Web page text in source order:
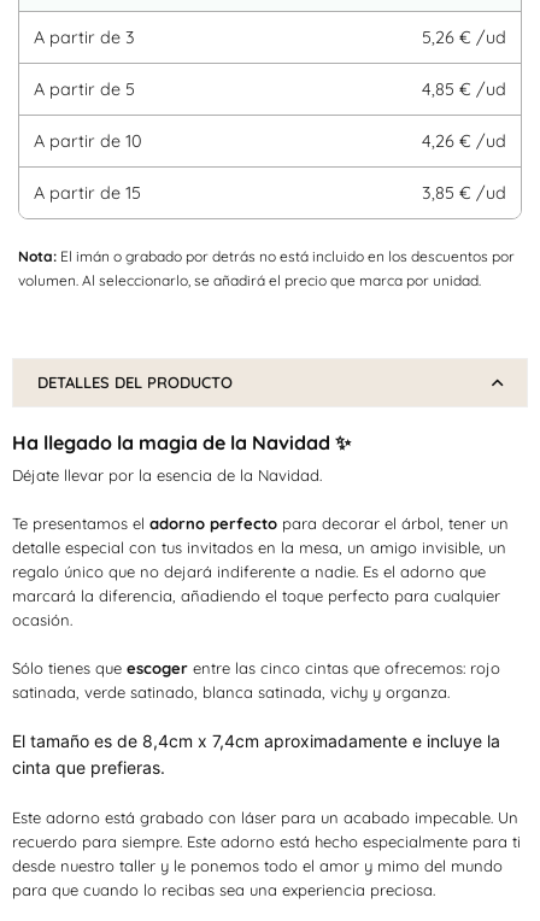
Navidad
-
Reno
Navidad
Reno
A partir de 3 5,26 € /ud
A partir de 5 4,85 € /ud
A partir de 10 4,26 € /ud
A partir de 15 3,85 € /ud
Nota: El imán o grabado por detrás no está incluido en los descuentos por
volumen. Al seleccionarlo, se añadirá el precio que marca por unidad.
DETALLES DEL PRODUCTO
Ha llegado la magia de la Navidad ✨
Déjate llevar por la esencia de la Navidad.
Te presentamos el adorno perfecto para decorar el árbol, tener un
detalle especial con tus invitados en la mesa, un amigo invisible, un
regalo único que no dejará indiferente a nadie. Es el adorno que
marcará la diferencia, añadiendo el toque perfecto para cualquier
ocasión.
Sólo tienes que escoger entre las cinco cintas que ofrecemos: rojo
satinada, verde satinado, blanca satinada, vichy y organza.
El tamaño es de 8,4cm x 7,4cm aproximadamente e incluye la
cinta que prefieras.
Este adorno está grabado con láser para un acabado impecable. Un
recuerdo para siempre. Este adorno está hecho especialmente para ti
desde nuestro taller y le ponemos todo el amor y mimo del mundo
para que cuando lo recibas sea una experiencia preciosa.